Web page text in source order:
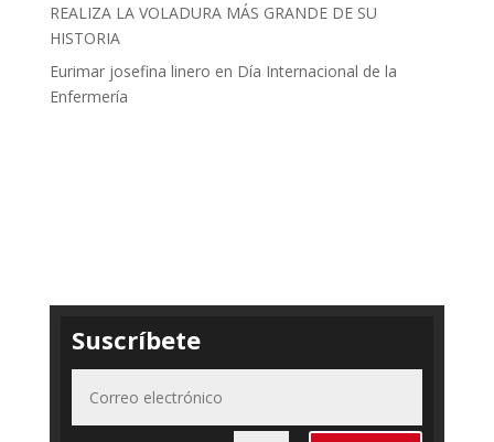
REALIZA LA VOLADURA MÁS GRANDE DE SU
HISTORIA
Eurimar josefina linero en Día Internacional de la
Enfermería
Suscríbete